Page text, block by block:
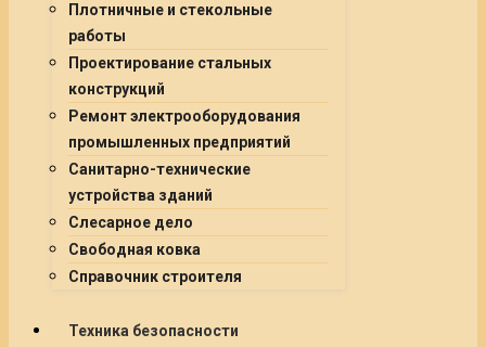
Плотничные и стекольные
работы
Проектирование стальных
конструкций
Ремонт электрооборудования
промышленных предприятий
Санитарно-технические
устройства зданий
Слесарное дело
Свободная ковка
Справочник строителя
Техника безопасности